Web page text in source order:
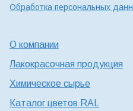
Обработка персональных
О компании
Лакокрасочная продукция
Химическое сырье
Каталог цветов RAL